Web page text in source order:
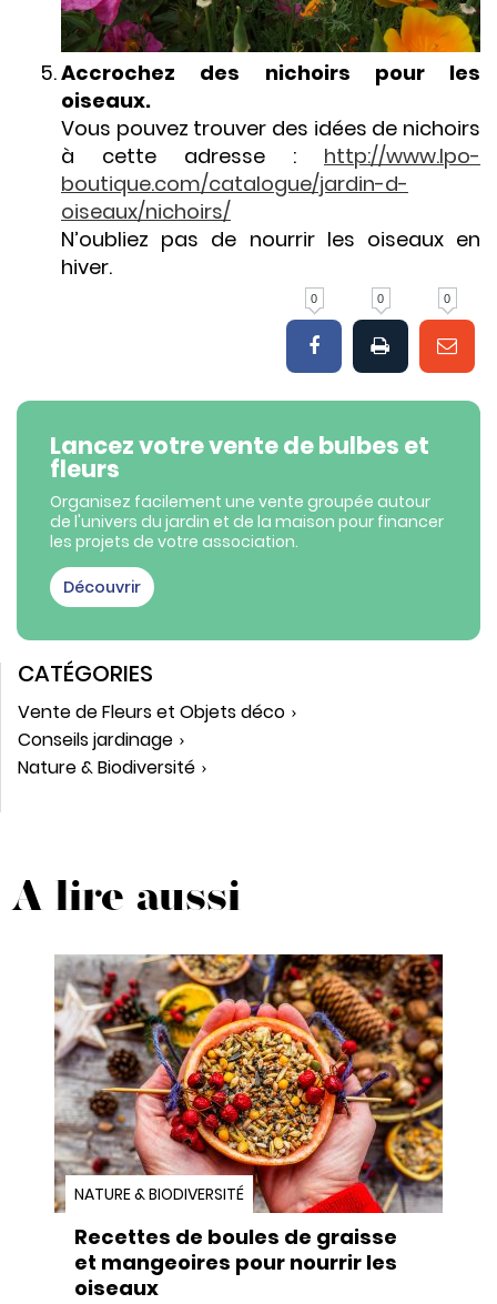
Accrochez des nichoirs pour les
oiseaux.
Vous pouvez trouver des idées de nichoirs
à cette adresse : http://www.lpo-
boutique.com/catalogue/jardin-d-
oiseaux/nichoirs/
N’oubliez pas de nourrir les oiseaux en
hiver.
0 0 0
Lancez votre vente de bulbes et
fleurs
Organisez facilement une vente groupée autour
de l'univers du jardin et de la maison pour financer
les projets de votre association.
Découvrir
CATÉGORIES
Vente de Fleurs et Objets déco
Conseils jardinage
Nature & Biodiversité
A lire aussi
NATURE & BIODIVERSITÉ
Recettes de boules de graisse
et mangeoires pour nourrir les
oiseaux